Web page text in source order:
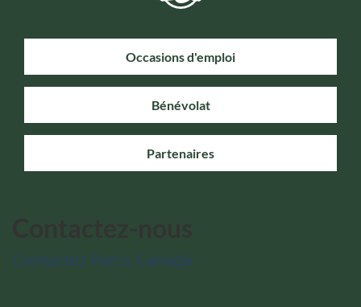
Occasions d'emploi
Bénévolat
Partenaires
Contactez Parcs Canada